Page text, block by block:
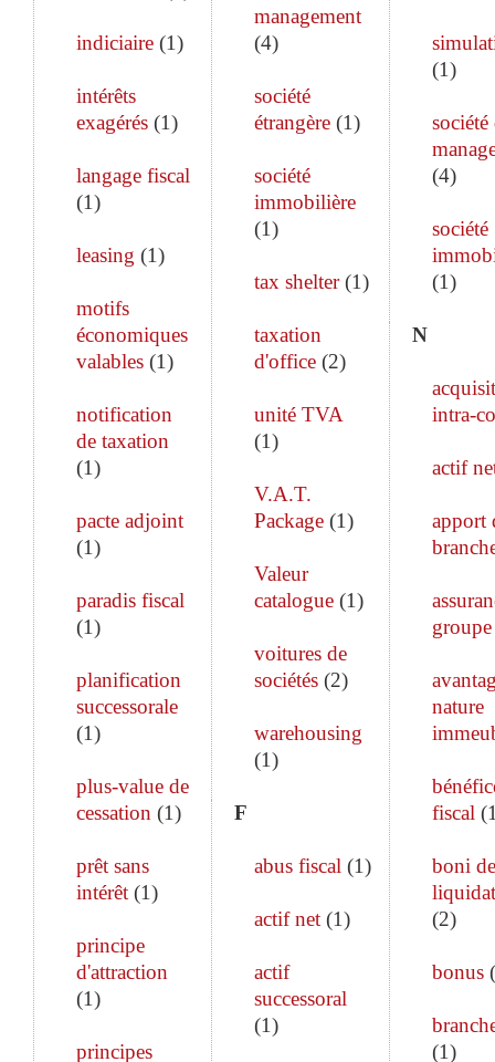
indiciaire (1)
intérêts
exagérés (1)
langage fiscal
(1)
leasing (1)
motifs
économiques
valables (1)
notification
de taxation
(1)
pacte adjoint
(1)
paradis fiscal
(1)
planification
successorale
(1)
plus-value de
cessation (1)
prêt sans
intérêt (1)
principe
d'attraction
(1)
principes
management
(4)
société
étrangère(1)
société
immobilière
(1)
tax shelter(1)
taxation
d'office(2)
unité TVA
(1)
V.A.T.
Package(1)
Valeur
catalogue(1)
voitures de
sociétés(2)
warehousing
(1)
F
abus fiscal (1)
actif net(1)
actif
successoral
(1)
(1)
société
(4)
société
(1)
N
intra-
actif
apport
groupe
nature
fiscal (
boni de
(2)
bonus(
(1)